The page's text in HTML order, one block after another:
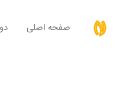
صفحه اصلی